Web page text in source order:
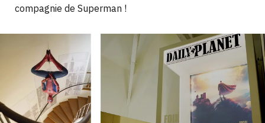
compagnie de Superman !